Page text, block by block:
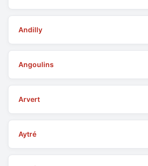
Andilly
Angoulins
Arvert
Aytré